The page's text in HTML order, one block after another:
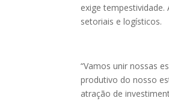
exige
setoriais e logísticos.
“Vamos unir nossas
produtivo do nosso
atração de